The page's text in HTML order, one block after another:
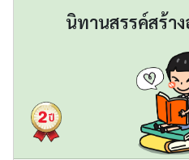
นิทานสรรค์สร้าง